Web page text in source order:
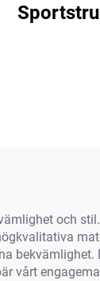
och
vårt